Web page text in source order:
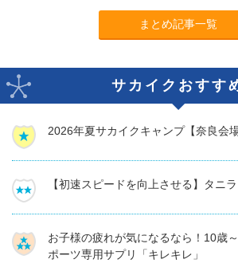
まとめ記事一覧
サカイクおすす
2026年夏サカイクキャンプ【奈良会場
【初速スピードを向上させる】タニ
お子様の疲れが気になるなら！10歳
ポーツ専用サプリ「キレキレ」